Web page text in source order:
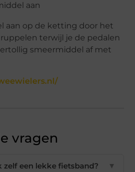
aan
aan op de ketting door het
terwijl je de pedalen
smeermiddel af met
vragen
zelf een lekke fietsband? ▼